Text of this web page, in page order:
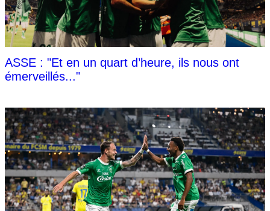
ASSE : "Et en un quart d’heure, ils nous ont
émerveillés..."